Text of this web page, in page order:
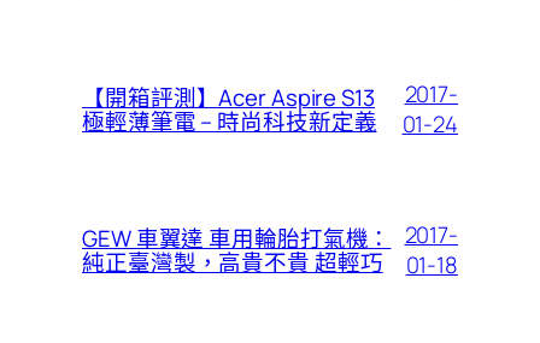
【開箱評測】Acer Aspire S13
極輕薄筆電 – 時尚科技新定義
2017-
01-24
GEW 車翼達 車用輪胎打氣機：
純正臺灣製，高貴不貴 超輕巧
2017-
01-18